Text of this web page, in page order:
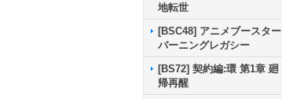
地転世
[BSC48] アニメブースター
バーニングレガシー
[BS72] 契約編:環 第1章 廻
帰再醒